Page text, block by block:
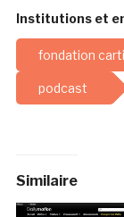
Institutions et
fondation
podcast
Similaire